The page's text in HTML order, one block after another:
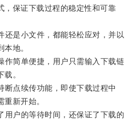
，保证下载过程的稳定性和可靠
是小文件，都能轻松应对，并以
地。
简单便捷，用户只需输入下载链
。
点续传功能，即使下载过程中
新开始。
户的等待时间，还保证了下载的